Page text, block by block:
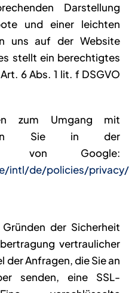
Darstellung
und einer leichten
uns auf der Website
stellt ein berechtigtes
6 Abs. 1 lit. f DSGVO
zum Umgang mit
Sie in der
von Google:
intl/de/policies/privacy/
der Sicherheit
vertraulicher
der Anfragen, die Sie an
senden, eine SSL-